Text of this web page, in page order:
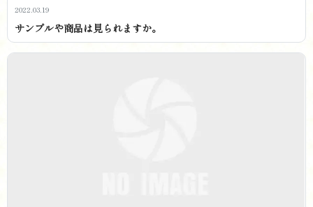
2022.03.19
サンプルや商品は見られ ま す か 。